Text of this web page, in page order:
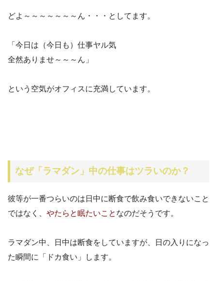
どよ～～～～～～～ん・・・としてます。
「今日は（今日も）仕事ヤル気
全然ありませ～～～ん」
という空気がオフィスに充満しています。
なぜ「ラマダン」中の仕事はツラいのか？
彼等が一番つらいのは日中に断食で飲み食いできないこと
ではなく、 やたらと眠たいこと なのだそうです。
ラマダン中、日中は断食をしていますが、日の入りになっ
た瞬間に「ドカ食い」します。